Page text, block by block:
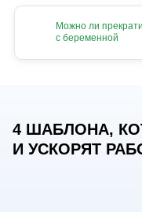
Можно ли
с беременной
4 ШАБЛОНА,
И УСКОРЯТ